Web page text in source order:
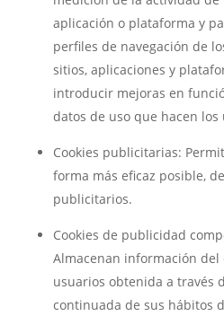
aplicación o plataforma y
perfiles de navegación de
sitios, aplicaciones y
introducir mejoras en
datos de uso que hacen
Cookies publicitarias:
forma más eficaz posible,
publicitarios.
Cookies de publicidad
Almacenan información
usuarios obtenida a través
continuada de sus hábitos